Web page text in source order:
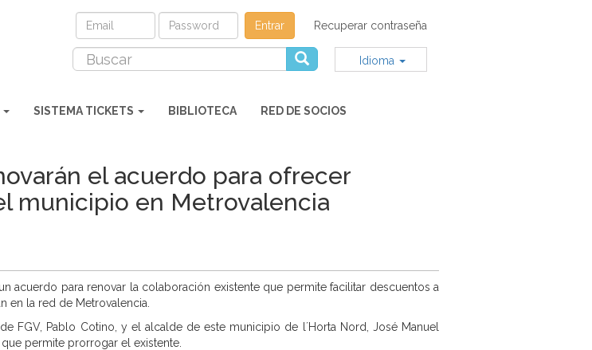
Entrar Recuperar contraseña
Idioma
SISTEMA TICKETS BIBLIOTECA RED DE SOCIOS
el acuerdo para ofrecer
municipio en Metrovalencia
acuerdo para renovar la colaboración existente que permite facilitar descuentos a
en la red de Metrovalencia.
FGV, Pablo Cotino, y el alcalde de este municipio de l´Horta Nord, José Manuel
permite prorrogar el existente.